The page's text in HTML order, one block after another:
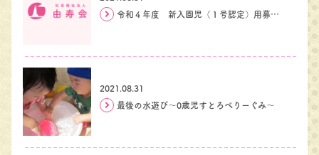
令和４年度 新入園児（１号認定）用募集要項・願書配布について
2021.08.31
最後の水遊び～0歳児すとろべりーぐみ～